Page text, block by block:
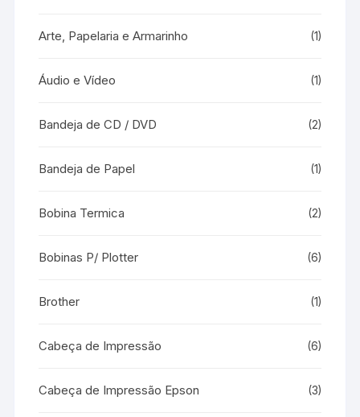
Arte, Papelaria e Armarinho (1)
Áudio e Vídeo (1)
Bandeja de CD / DVD (2)
Bandeja de Papel (1)
Bobina Termica (2)
Bobinas P/ Plotter (6)
Brother (1)
Cabeça de Impressão (6)
Cabeça de Impressão Epson (3)